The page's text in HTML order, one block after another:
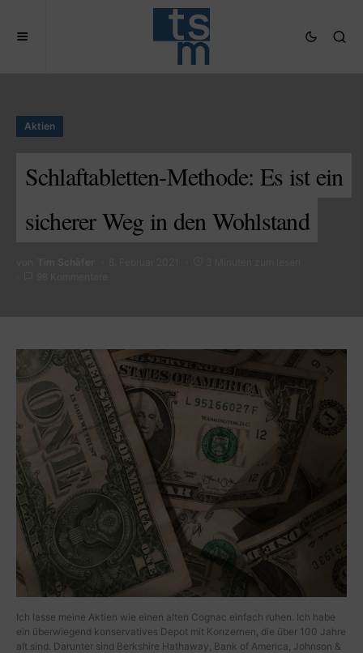
Aktien
Schlaftabletten-Methode: Es ist ein
sicherer Weg in den Wohlstand
Ich lasse meine Aktien wie einen alten Cognac einfach ruhen. Ich habe
ein überwiegend konservatives Depot mit Konzernen, die über 100 Jahre
alt sind. Darunter sind Berkshire Hathaway, Bank of America, Johnson &